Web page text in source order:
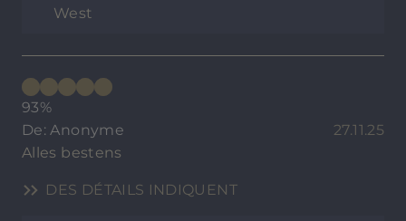
West
93%
De: Anonyme
27.11.25
Alles bestens
DES DÉTAILS INDIQUENT